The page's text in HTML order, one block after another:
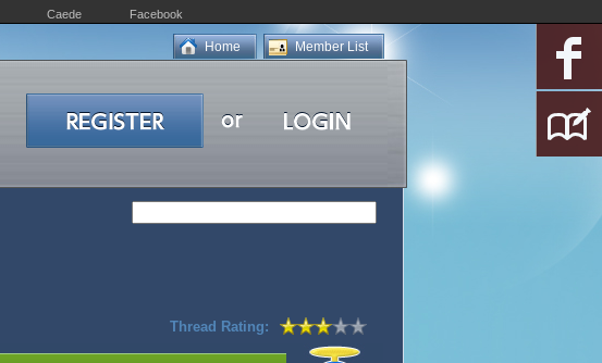
Caede Facebook
Member List
Home
Thread Rating: